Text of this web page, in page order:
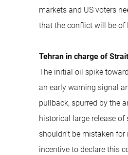
markets and US voters
that the conflict will be of
Tehran in charge of
The initial oil spike
an early warning signal
pullback, spurred by the
historical large release of
shouldn’t be mistaken
incentive to declare this